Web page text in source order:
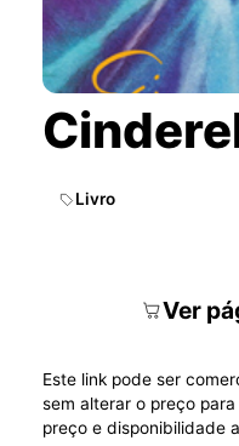
Livro
Ver
Este link pode ser
sem alterar o preço
preço e disponibilidade